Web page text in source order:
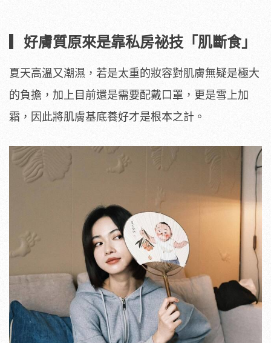
▎好膚質原來是靠私房祕技「肌斷食」
夏天高溫又潮濕，若是太重的妝容對肌膚無疑是極大
的負擔，加上目前還是需要配戴口罩，更是雪上加
霜，因此將肌膚基底養好才是根本之計。